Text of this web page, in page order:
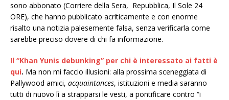
sono abbonato (Corriere della Sera, Repubblica, Il Sole 24
ORE), che hanno pubblicato acriticamente e con enorme
risalto una notizia palesemente falsa, senza verificarla come
sarebbe preciso dovere di chi fa informazione.
Il “Khan Yunis debunking” per chi è interessato ai fatti è
qui. Ma non mi faccio illusioni: alla prossima sceneggiata di
Pallywood amici, acquaintances, istituzioni e media saranno
tutti di nuovo lì a strapparsi le vesti, a pontificare contro “i